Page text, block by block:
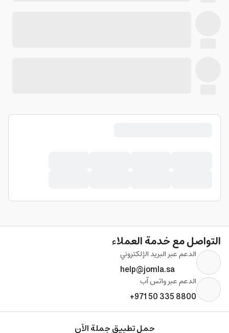
التواصل مع خدمة العملاء
الدعم عبر البريد الإلكتروني
help@jomla.sa
الدعم عبر واتس آب
+971 50 335 8800
حمل تطبيق جملة الآن